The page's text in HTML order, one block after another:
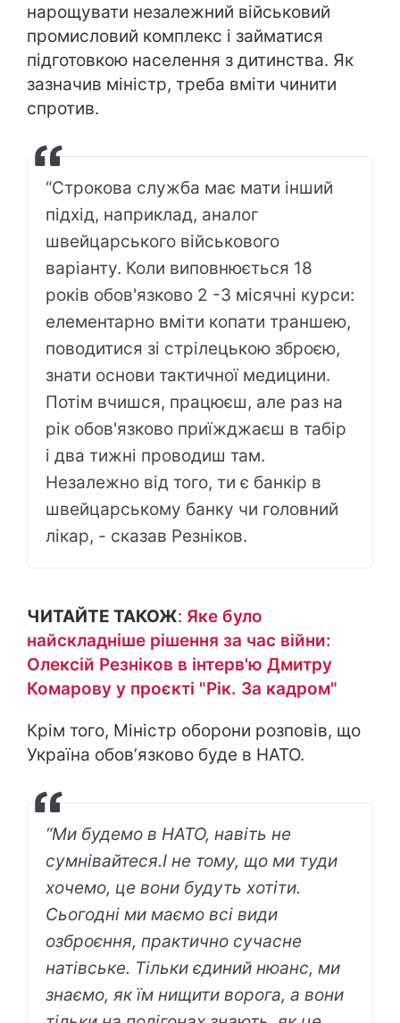
нарощувати незалежний військовий
промисловий комплекс і займатися
підготовкою населення з дитинства. Як
зазначив міністр, треба вміти чинити
спротив.
“Строкова служба має мати інший
підхід, наприклад, аналог
швейцарського військового
варіанту. Коли виповнюється 18
років обов'язково 2 -3 місячні курси:
елементарно вміти копати траншею,
поводитися зі стрілецькою зброєю,
знати основи тактичної медицини.
Потім вчишся, працюєш, але раз на
рік обов'язково приїжджаєш в табір
і два тижні проводиш там.
Незалежно від того, ти є банкір в
швейцарському банку чи головний
лікар, - сказав Резніков.
ЧИТАЙТЕ ТАКОЖ: Яке було
найскладніше рішення за час війни:
Олексій Резніков в інтерв'ю Дмитру
Комарову у проєкті "Рік. За кадром"
Крім того, Міністр оборони розповів, що
Україна обовʼязково буде в НАТО.
“Ми будемо в НАТО, навіть не
сумнівайтеся.І не тому, що ми туди
хочемо, це вони будуть хотіти.
Сьогодні ми маємо всі види
озброєння, практично сучасне
натівське. Тільки єдиний нюанс, ми
знаємо, як їм нищити ворога, а вони